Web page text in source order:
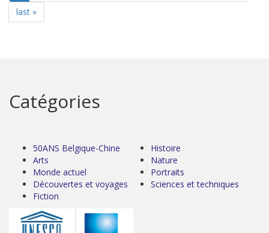
last »
Catégories
50ANS Belgique-Chine
Arts
Monde actuel
Découvertes et voyages
Fiction
Histoire
Nature
Portraits
Sciences et techniques